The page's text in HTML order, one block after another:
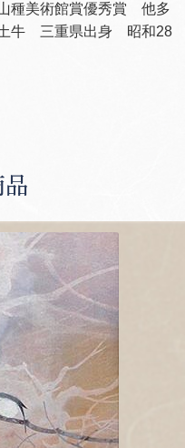
種美術館賞優秀賞 他多
牛 三重県出身 昭和28